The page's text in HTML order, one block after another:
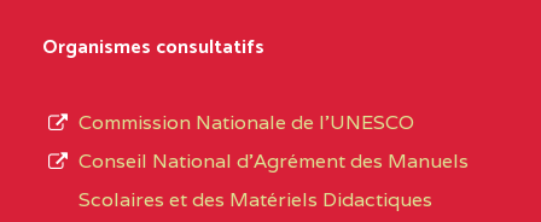
Organismes consultatifs
Commission Nationale de l’UNESCO
Conseil National d’Agrément des Manuels
Scolaires et des Matériels Didactiques